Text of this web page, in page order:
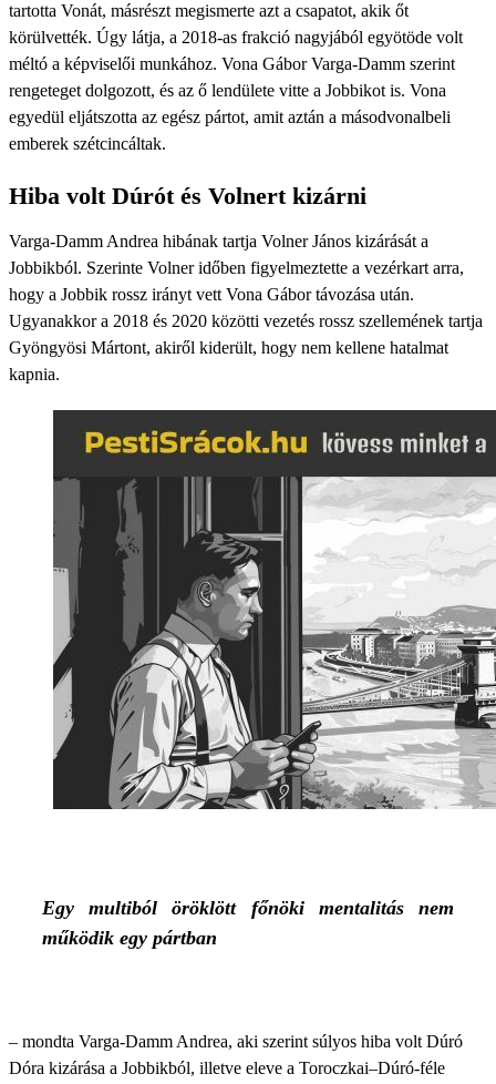
tartotta Vonát, másrészt megismerte azt a csapatot, akik őt
körülvették. Úgy látja, a 2018-as frakció nagyjából egyötöde volt
méltó a képviselői munkához. Vona Gábor Varga-Damm szerint
rengeteget dolgozott, és az ő lendülete vitte a Jobbikot is. Vona
egyedül eljátszotta az egész pártot, amit aztán a másodvonalbeli
emberek szétcincáltak.
Hiba volt Dúrót és Volnert kizárni
Varga-Damm Andrea hibának tartja Volner János kizárását a
Jobbikból. Szerinte Volner időben figyelmeztette a vezérkart arra,
hogy a Jobbik rossz irányt vett Vona Gábor távozása után.
Ugyanakkor a 2018 és 2020 közötti vezetés rossz szellemének tartja
Gyöngyösi Mártont, akiről kiderült, hogy nem kellene hatalmat
kapnia.
Egy multiból öröklött főnöki mentalitás nem
működik egy pártban
– mondta Varga-Damm Andrea, aki szerint súlyos hiba volt Dúró
Dóra kizárása a Jobbikból, illetve eleve a Toroczkai–Dúró-féle